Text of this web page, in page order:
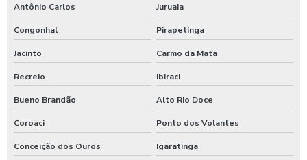
Antônio Carlos Juruaia
Congonhal Pirapetinga
Jacinto Carmo da Mata
Recreio Ibiraci
Bueno Brandão Alto Rio Doce
Coroaci Ponto dos Volantes
Conceição dos Ouros Igaratinga